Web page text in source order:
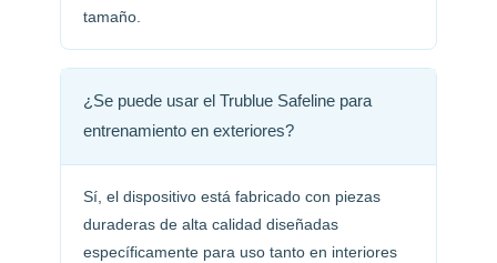
tamaño.
¿Se puede usar el Trublue Safeline para
entrenamiento en exteriores?
Sí, el dispositivo está fabricado con piezas
duraderas de alta calidad diseñadas
específicamente para uso tanto en interiores